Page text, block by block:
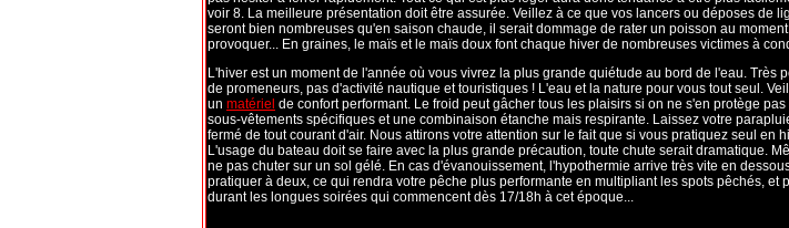
voir 8. La meilleure présentation doit être assurée. Veillez à ce que vos lancers ou déposes de
seront bien nombreuses qu'en saison chaude, il serait dommage de rater un poisson au
provoquer... En graines, le maïs et le maïs doux font chaque hiver de nombreuses victimes à
L'hiver est un moment de l'année où vous vivrez la plus grande quiétude au bord de l'eau. Très
de promeneurs, pas d'activité nautique et touristiques ! L'eau et la nature pour vous tout seul.
un matériel de confort performant. Le froid peut gâcher tous les plaisirs si on ne s'en protège
sous-vêtements spécifiques et une combinaison étanche mais respirante. Laissez votre
fermé de tout courant d'air. Nous attirons votre attention sur le fait que si vous pratiquez seul en
L'usage du bateau doit se faire avec la plus grande précaution, toute chute serait dramatique.
ne pas chuter sur un sol gélé. En cas d'évanouissement, l'hypothermie arrive très vite en
pratiquer à deux, ce qui rendra votre pêche plus performante en multipliant les spots pêchés, et
durant les longues soirées qui commencent dès 17/18h à cet époque...